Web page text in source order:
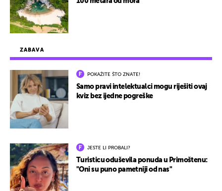
ZABAVA
POKAŽITE ŠTO ZNATE!
Samo pravi intelektualci mogu riješiti ovaj
kviz bez ijedne pogreške
JESTE LI PROBALI?
Turisticu oduševila ponuda u Primoštenu:
"Oni su puno pametniji od nas"